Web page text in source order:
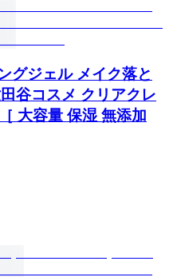
グジェル メイク落と
谷コスメ クリアクレ
大容量 保湿 無添加